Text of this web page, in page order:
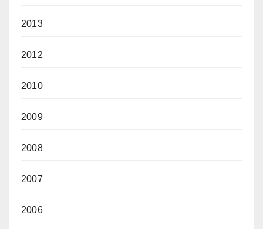
2013
2012
2010
2009
2008
2007
2006